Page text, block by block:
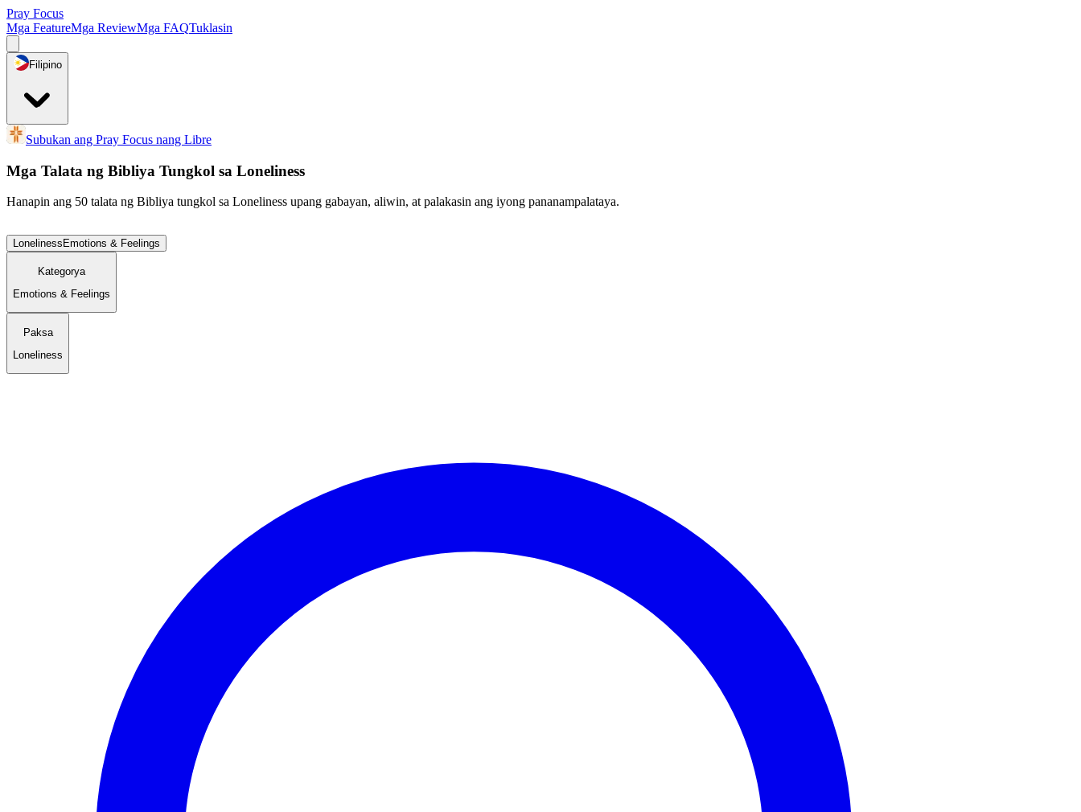
Pray Focus
Mga FeatureMga ReviewMga FAQTuklasin
Filipino
Subukan ang Pray Focus nang Libre
Mga Talata ng Bibliya Tungkol sa Loneliness
Hanapin ang 50 talata ng Bibliya tungkol sa Loneliness upang gabayan, aliwin, at palakasin ang iyong pananampalataya.
Loneliness Emotions & Feelings
Kategorya
Emotions & Feelings
Paksa
Loneliness